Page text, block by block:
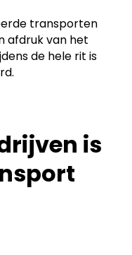
transporten
afdruk van het
de hele rit is
is